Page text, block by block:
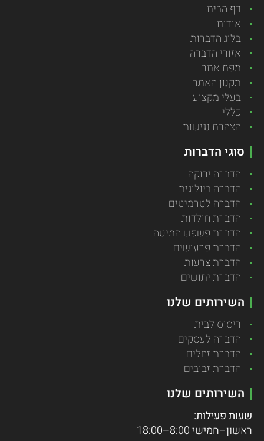
דף הבית
אודות
בלוג הדברות
אזורי הדברה
מפת אתר
תקנון האתר
בעלי מקצוע
כללי
הצהרת נגישות
סוגי הדברות
הדברה ירוקה
הדברה ביולוגית
הדברה לטרמיטים
הדברת חולדות
הדברת פשפש המיטה
הדברת פרעושים
הדברת צרעות
הדברת יתושים
השירותים שלנו
ריסוס לבית
הדברה לעסקים
הדברת זחלים
הדברת זבובים
השירותים שלנו
שעות פעילות:
ראשון–חמישי 8:00–18:00